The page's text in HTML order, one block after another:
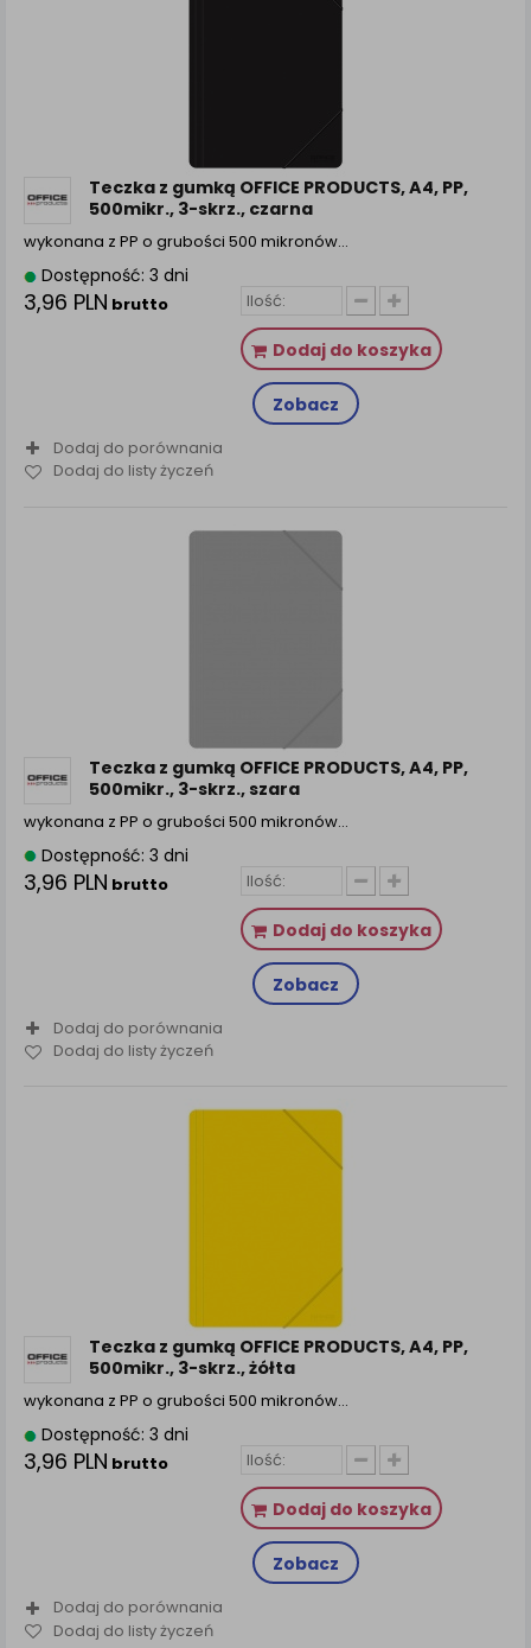
Teczka z gumką OFFICE PRODUCTS, A4, PP,
500mikr., 3-skrz., czarna
wykonana z PP o grubości 500 mikronów…
Dostępność: 3 dni
3,96 PLN brutto
Dodaj do koszyka
Zobacz
Dodaj do porównania
Dodaj do listy życzeń
Teczka z gumką OFFICE PRODUCTS, A4, PP,
500mikr., 3-skrz., szara
wykonana z PP o grubości 500 mikronów…
Dostępność: 3 dni
3,96 PLN brutto
Dodaj do koszyka
Zobacz
Dodaj do porównania
Dodaj do listy życzeń
Teczka z gumką OFFICE PRODUCTS, A4, PP,
500mikr., 3-skrz., żółta
wykonana z PP o grubości 500 mikronów…
Dostępność: 3 dni
3,96 PLN brutto
Dodaj do koszyka
Zobacz
Dodaj do porównania
Dodaj do listy życzeń